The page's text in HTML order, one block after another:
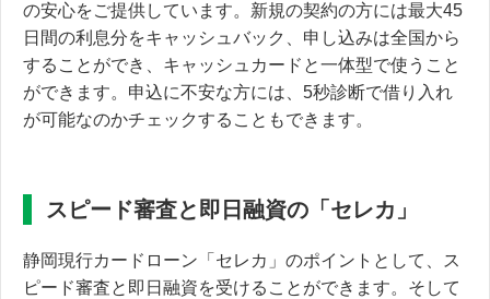
の安心をご提供しています。新規の契約の方には最大45
日間の利息分をキャッシュバック、申し込みは全国から
することができ、キャッシュカードと一体型で使うこと
ができます。申込に不安な方には、5秒診断で借り入れ
が可能なのかチェックすることもできます。
スピード審査と即日融資の「セレカ」
静岡現行カードローン「セレカ」のポイントとして、ス
ピード審査と即日融資を受けることができます。そして